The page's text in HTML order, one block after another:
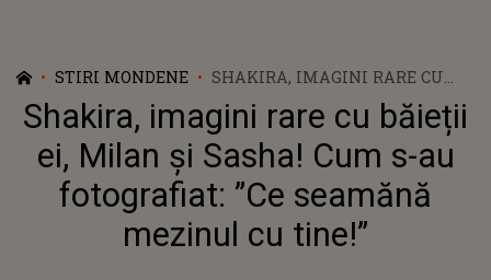
STIRI MONDENE
SHAKIRA, IMAGINI RARE CU
BĂIEȚII EI, MILAN ȘI SASHA!
CUM S-AU FOTOGRAFIAT: ”CE
SEAMĂNĂ MEZINUL CU TINE!”
Shakira, imagini rare cu băieții
ei, Milan și Sasha! Cum s-au
fotografiat: ”Ce seamănă
mezinul cu tine!”